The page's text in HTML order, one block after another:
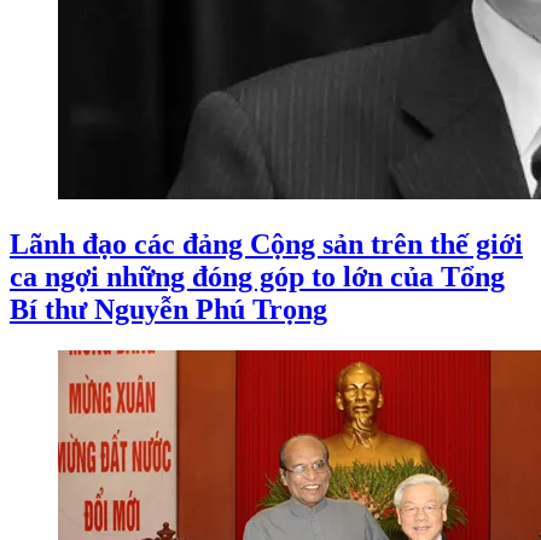
Lãnh đạo các đảng Cộng sản trên thế giới
ca ngợi những đóng góp to lớn của Tổng
Bí thư Nguyễn Phú Trọng